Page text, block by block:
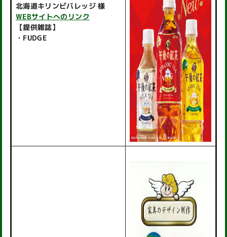
北海道キリンビバレッジ 様
WEBサイトへのリンク
【提供雑誌】
・FUDGE